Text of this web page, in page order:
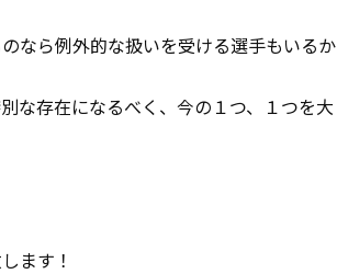
なら例外的な扱いを受ける選手もいるか
な存在になるべく、今の１つ、１つを大
ます！